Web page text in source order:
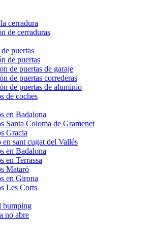
cerradura
de cerraduras
puertas
de puertas
de puertas de garaje
de puertas correderas
de puertas de aluminio
de coches
en Badalona
Santa Coloma de Gramenet
Gracia
en sant cugat del Vallés
en Badalona
en Terrassa
Mataró
en Girona
Les Corts
bumping
no abre